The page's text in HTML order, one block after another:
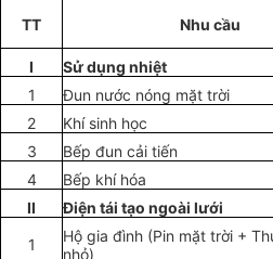
TT Nhu cầu
I
Sử dụng nhiệt
1
Đun nước nóng mặt trời
2
Khí sinh học
3
Bếp đun cải tiến
4
Bếp khí hóa
II
Điện tái tạo ngoài lưới
1
Hộ gia đình (Pin mặt trời +
nhỏ)